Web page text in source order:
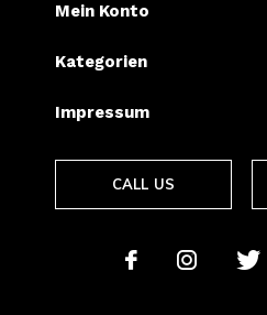
Mein Konto
Kategorien
Impressum
CALL US